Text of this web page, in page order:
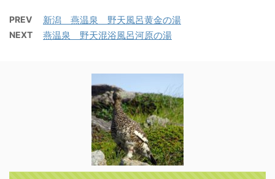
PREV 新潟 燕温泉 野天風呂黄金の湯
NEXT 燕温泉 野天混浴風呂河原の湯